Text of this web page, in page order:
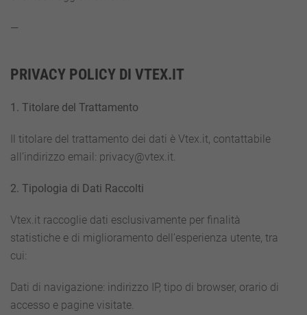
—
PRIVACY POLICY DI VTEX.IT
1. Titolare del Trattamento
Il titolare del trattamento dei dati è Vtex.it, contattabile
all’indirizzo email: privacy@vtex.it.
2. Tipologia di Dati Raccolti
Vtex.it raccoglie dati esclusivamente per finalità
statistiche e di miglioramento dell’esperienza utente, tra
cui:
Dati di navigazione: indirizzo IP, tipo di browser, orario di
accesso e pagine visitate.